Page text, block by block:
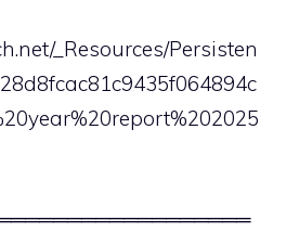
_Resources/Persisten